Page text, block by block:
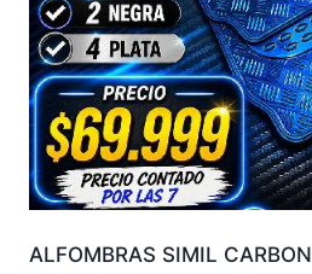
ALFOMBRAS SIMIL